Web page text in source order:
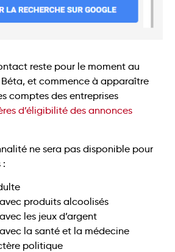
reste pour le moment au
et commence à apparaître
comptes des entreprises
d’éligibilité des annonces
ne sera pas disponible pour
:
produits alcoolisés
les jeux d’argent
la santé et la médecine
politique